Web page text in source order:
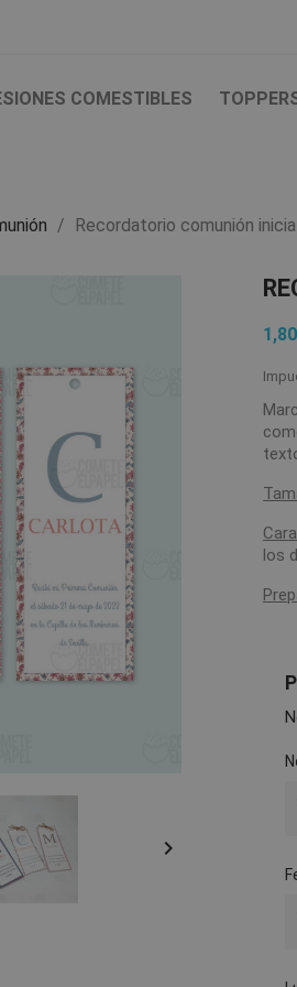
COMESTIBLES
Recordatorio comunión

los